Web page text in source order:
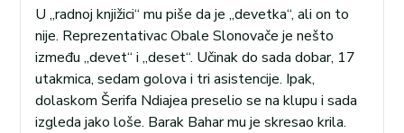
U „radnoj knjižici“ mu piše da je „devetka“, ali on to
nije. Reprezentativac Obale Slonovače je nešto
između „devet“ i „deset“. Učinak do sada dobar, 17
utakmica, sedam golova i tri asistencije. Ipak,
dolaskom Šerifa Ndiajea preselio se na klupu i sada
izgleda jako loše. Barak Bahar mu je skresao krila.